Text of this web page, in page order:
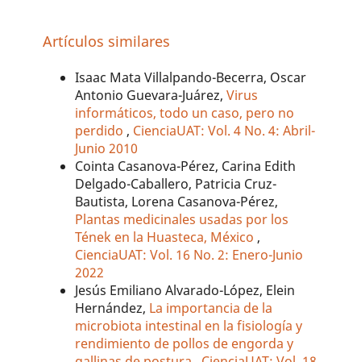
Artículos similares
Isaac Mata Villalpando-Becerra, Oscar
Antonio Guevara-Juárez,Virus
informáticos, todo un caso, pero no
perdido , CienciaUAT: Vol. 4 No. 4: Abril-
Junio 2010
Cointa Casanova-Pérez, Carina Edith
Delgado-Caballero, Patricia Cruz-
Bautista, Lorena Casanova-Pérez,
Plantas medicinales usadas por los
Tének en la Huasteca, México ,
CienciaUAT: Vol. 16 No. 2: Enero-Junio
2022
Jesús Emiliano Alvarado-López, Elein
Hernández, La importancia de la
microbiota intestinal en la fisiología y
rendimiento de pollos de engorda y